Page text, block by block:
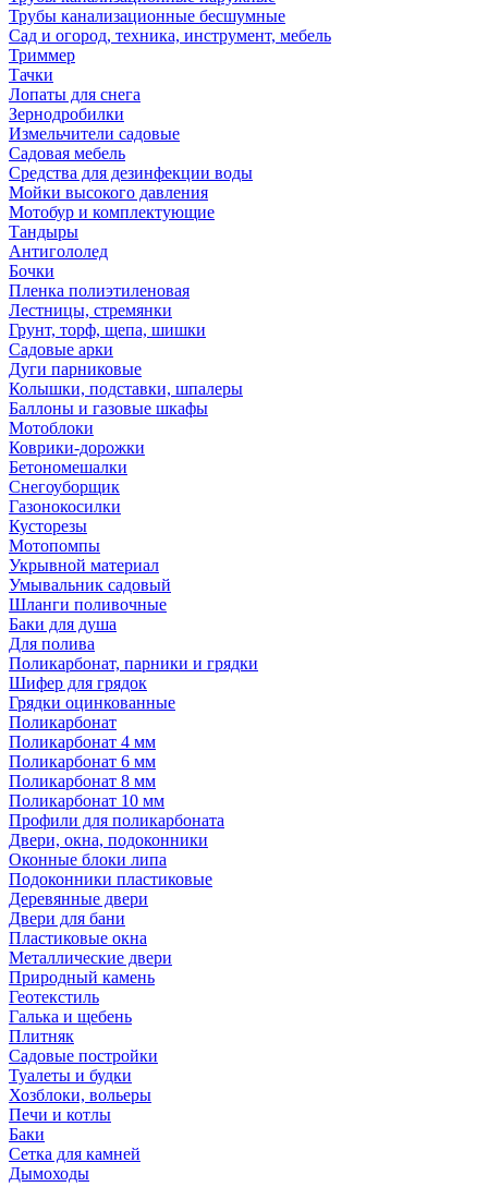
Трубы канализационные бесшумные
Сад и огород, техника, инструмент, мебель
Триммер
Тачки
Лопаты для снега
Зернодробилки
Измельчители садовые
Садовая мебель
Средства для дезинфекции воды
Мойки высокого давления
Мотобур и комплектующие
Тандыры
Антигололед
Бочки
Пленка полиэтиленовая
Лестницы, стремянки
Грунт, торф, щепа, шишки
Садовые арки
Дуги парниковые
Колышки, подставки, шпалеры
Баллоны и газовые шкафы
Мотоблоки
Коврики-дорожки
Бетономешалки
Снегоуборщик
Газонокосилки
Кусторезы
Мотопомпы
Укрывной материал
Умывальник садовый
Шланги поливочные
Баки для душа
Для полива
Поликарбонат, парники и грядки
Шифер для грядок
Грядки оцинкованные
Поликарбонат
Поликарбонат 4 мм
Поликарбонат 6 мм
Поликарбонат 8 мм
Поликарбонат 10 мм
Профили для поликарбоната
Двери, окна, подоконники
Оконные блоки липа
Подоконники пластиковые
Деревянные двери
Двери для бани
Пластиковые окна
Металлические двери
Природный камень
Геотекстиль
Галька и щебень
Плитняк
Садовые постройки
Туалеты и будки
Хозблоки, вольеры
Печи и котлы
Баки
Сетка для камней
Дымоходы